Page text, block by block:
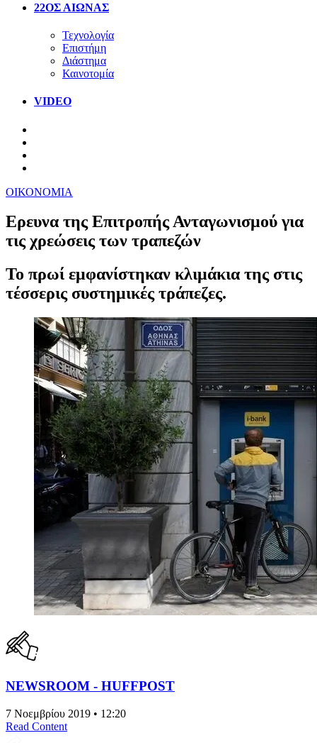
22ΟΣ ΑΙΩΝΑΣ
Τεχνολογία
Επιστήμη
Διάστημα
Καινοτομία
VIDEO
ΟΙΚΟΝΟΜΙΑ
Ερευνα της Επιτροπής Ανταγωνισμού για
τις χρεώσεις των τραπεζών
Το πρωί εμφανίστηκαν κλιμάκια της στις
τέσσερις συστημικές τράπεζες.
NEWSROOM - HUFFPOST
7 Νοεμβρίου 2019 • 12:20
Read Content